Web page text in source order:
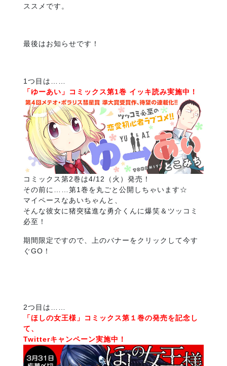
ススメです。
最後はお知らせです！
1つ目は……
「ゆーあい」コミックス第1巻 イッキ読み実施中！
コミックス第2巻は4/12（火）発売！
その前に……第1巻を丸ごと公開しちゃいます☆
マイペースなあいちゃんと、
そんな彼女に猪突猛進な勇介くんに爆笑＆ツッコミ
必至！
期間限定ですので、上のバナーをクリックして今す
ぐGO！
2つ目は……
「ほしの女王様」コミックス第１巻の発売を記念し
て、
Twitterキャンペーン実施中！